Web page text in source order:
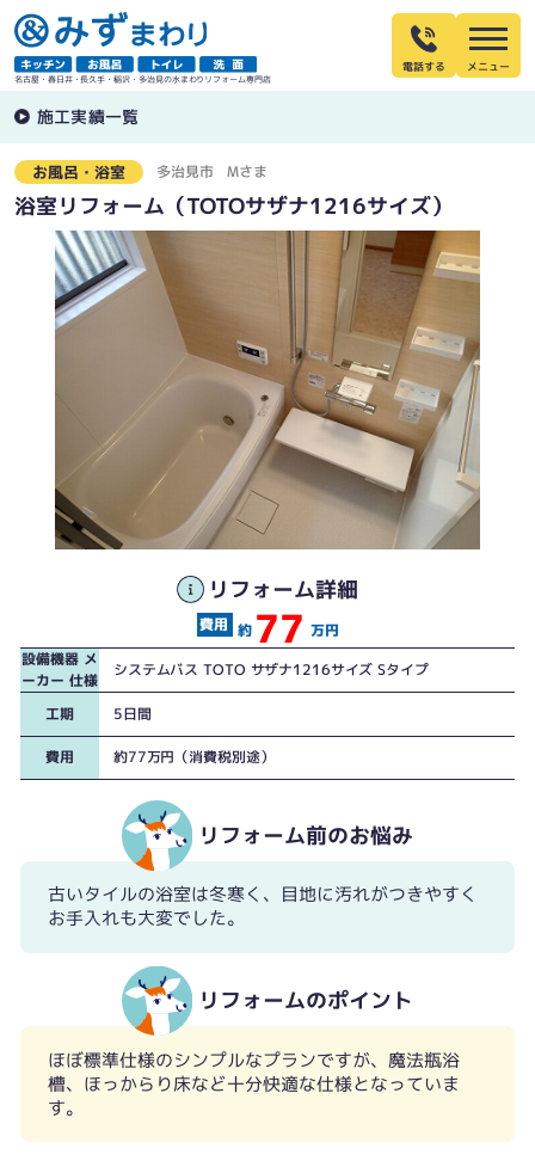
名古屋・春日井・長久手・稲沢・多治見の水まわりリフォーム専門店
電話する
施工実績一覧
お風呂・浴室 多治見市 Mさま
浴室リフォーム（TOTOサザナ1216サイズ）
リフォーム詳細
約 77 万円
設備機器 メ
ーカー 仕様
システムバス TOTO サザナ1216サイズ Sタイプ
工期 5日間
費用 約77万円（消費税別途）
リフォーム前のお悩み
古いタイルの浴室は冬寒く、目地に汚れがつきやすく
お手入れも大変でした。
リフォームのポイント
ほぼ標準仕様のシンプルなプランですが、魔法瓶浴
槽、ほっからり床など十分快適な仕様となっていま
す。